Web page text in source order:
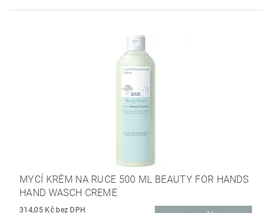
MYCÍ KRÉM NA RUCE 500 ML BEAUTY FOR HANDS
HAND WASCH CREME
314,05 Kč bez DPH